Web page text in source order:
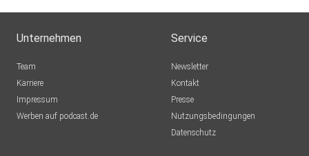
Unternehmen
Team
Karriere
Impressum
Werben auf podcast.de
Service
Newsletter
Kontakt
Presse
Nutzungsbedingungen
Datenschutz